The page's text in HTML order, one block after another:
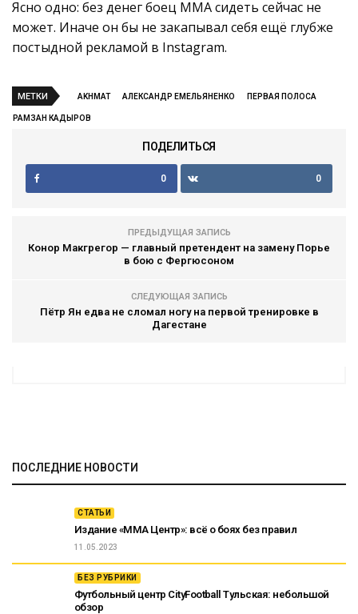
Ясно одно: без денег боец ММА сидеть сейчас не
может. Иначе он бы не закапывал себя ещё глубже
постыдной рекламой в Instagram.
МЕТКИ AKHMAT АЛЕКСАНДР ЕМЕЛЬЯНЕНКО ПЕРВАЯ ПОЛОСА
РАМЗАН КАДЫРОВ
ПОДЕЛИТЬСЯ
0 0
ПРЕДЫДУЩАЯ ЗАПИСЬ
Конор Макгрегор — главный претендент на замену Порье
в бою с Фергюсоном
СЛЕДУЮЩАЯ ЗАПИСЬ
Пётр Ян едва не сломал ногу на первой тренировке в
Дагестане
ПОСЛЕДНИЕ НОВОСТИ
СТАТЬИ
Издание «ММА Центр»: всё о боях без правил
11.05.2023
БЕЗ РУБРИКИ
Футбольный центр CityFootball Тульская: небольшой
обзор